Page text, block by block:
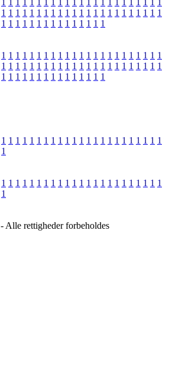
1 1 1 1 1 1 1 1 1 1 1 1 1 1 1 1 1 1 1 1 1 1 1
1 1 1 1 1 1 1 1 1 1 1 1 1 1 1
1 1 1 1 1 1 1 1 1 1 1 1 1 1 1 1 1 1 1 1 1 1 1
1 1 1 1 1 1 1 1 1 1 1 1 1 1 1 1 1 1 1 1 1 1 1
1 1 1 1 1 1 1 1 1 1 1 1 1 1 1
1 1 1 1 1 1 1 1 1 1 1 1 1 1 1 1 1 1 1 1 1 1 1
1
1 1 1 1 1 1 1 1 1 1 1 1 1 1 1 1 1 1 1 1 1 1 1
1
- Alle rettigheder forbeholdes